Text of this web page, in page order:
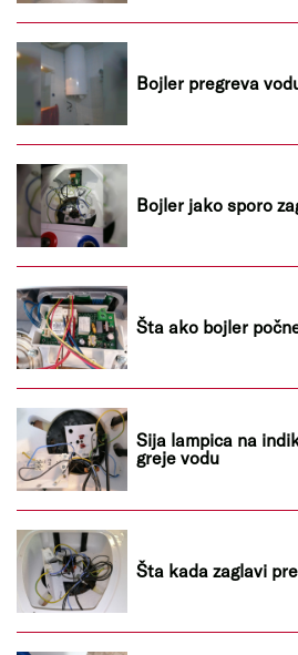
Bojler pregreva
Bojler jako sporo
Šta ako bojler
Sija lampica na
greje vodu
Šta kada zaglavi